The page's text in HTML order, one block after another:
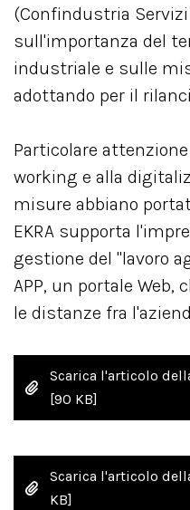
(Confindustria
sull'importanza del
industriale e sulle
adottando per il
Particolare
working e alla
misure abbiano
EKRA supporta
gestione del "lavoro
APP, un portale Web,
le distanze fra
Scarica l'articolo
[90 KB]
Scarica l'articolo
KB]